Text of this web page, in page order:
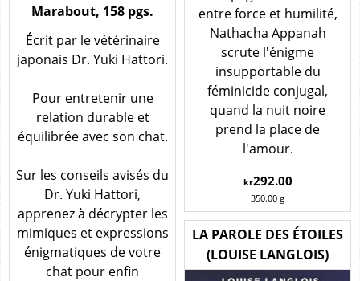
entre force et humilité,
Nathacha Appanah
scrute l'énigme
insupportable du
féminicide conjugal,
quand la nuit noire
prend la place de
l'amour.
kr292.00
350.00 g
Marabout, 158 pgs.
Écrit par le vétérinaire
japonais Dr. Yuki Hattori.
Pour entretenir une
relation durable et
équilibrée avec son chat.
Sur les conseils avisés du
Dr. Yuki Hattori,
apprenez à décrypter les
mimiques et expressions
énigmatiques de votre
chat pour enfin
LA PAROLE DES ÉTOILES
(LOUISE LANGLOIS)